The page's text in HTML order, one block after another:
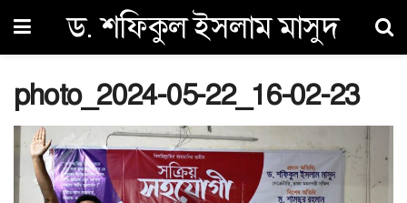
ড. শফিকুল ইসলাম মাসুদ
photo_2024-05-22_16-02-23